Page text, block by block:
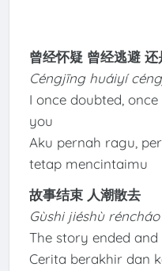
曾经怀疑 曾经逃避 还
Céngjīng huáiyí
I once doubted,
you
Aku pernah ragu,
tetap mencintaimu
故事结束 人潮散去
Gùshi jiéshù
The story ended
Cerita berakhir dan